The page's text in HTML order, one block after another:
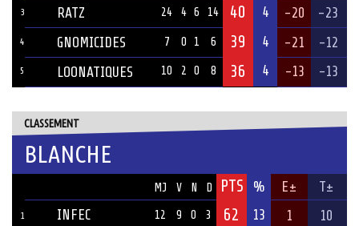
3 RATZ 24 4 6 14 40 4 -20 -23
4 GNOMICIDES 7 0 1 6 39 4 -21 -12
5 LOONATIQUES 10 2 0 8 36 4 -13 -13
CLASSEMENT
BLANCHE
MJ V N D PTS % E± T±
1 INFEC 12 9 0 3 62 13 1 10